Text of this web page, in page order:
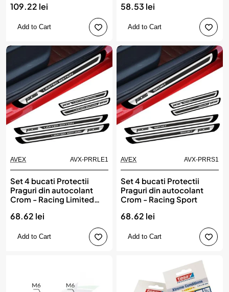
109.22 lei
Add to Cart
58.53 lei
Add to Cart
AVEX AVX-PRRLE1
Set 4 bucati Protectii
Praguri din autocolant
Crom - Racing Limited
68.62 lei
Add to Cart
AVEX AVX-PRRS1
Set 4 bucati Protectii
Praguri din autocolant
Crom - Racing Sport
68.62 lei
Add to Cart